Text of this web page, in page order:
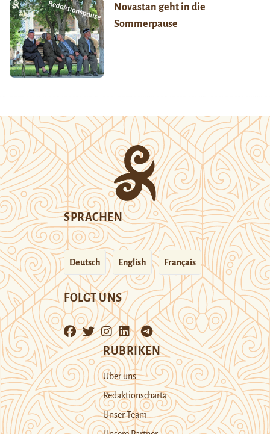
Novastan geht in die
Sommerpause
SPRACHEN
Deutsch English Français
FOLGT UNS
RUBRIKEN
Über uns
Redaktionscharta
Unser Team